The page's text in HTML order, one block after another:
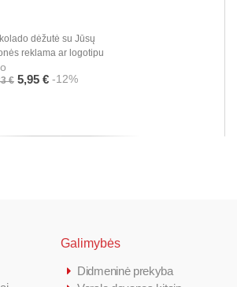
dėžutė su Jūsų
reklama ar logotipu
€ 5,95 € -12%
Galimybės
Didmeninė prekyba